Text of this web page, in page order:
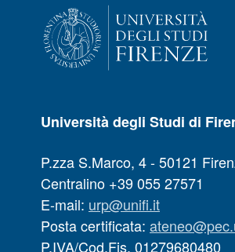
Università degli Studi di
P.zza S.Marco, 4 - 50121
Centralino +39 055 27571
E-mail: urp@unifi.it
Posta certificata:
P.IVA/Cod.Fis. 01279680480